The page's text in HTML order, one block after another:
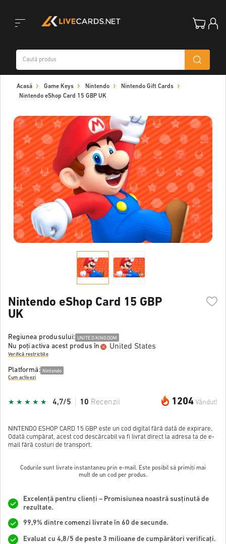
navigation
Acasă Game Keys Nintendo
Nintendo Gift Cards
Nintendo eShop Card 15 GBP UK
Nintendo eShop Card 15 GBP
UK
Regiunea produsului: UNITED KINGDOM
Nu poți activa acest produs în United States
Verifică restricțiile
Platformă: Nintendo
Cum activezi
1204 Vândut!
4,7/5 10 Recenzii
NINTENDO ESHOP CARD 15 GBP este un cod digital fără dată de expirare.
Odată cumpărat, acest cod descărcabil va fi livrat direct la adresa ta de e-
mail fără costuri de transport.
Codurile sunt livrate instantaneu prin e-mail. Este posibil să primiți mai
mult de un cod per produs.
Excelență pentru clienți – Promisiunea noastră susținută de
rezultate.
99,9% dintre comenzi livrate în 60 de secunde.
Evaluat cu 4,8/5 de peste 3 milioane de cumpărători verificați.